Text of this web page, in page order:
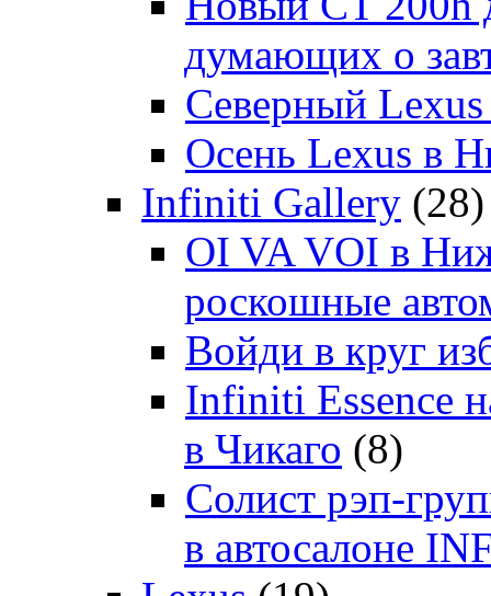
думающих о
Северный Lexus
Осень Lexus в
Infiniti Gallery (28)
OI VA VOI в
роскошные
Войди в круг
Infiniti Essence
в Чикаго (8)
Солист рэп-
в автосалоне